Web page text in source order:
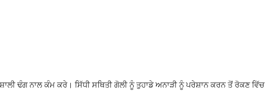
ਢੰਗ ਨਾਲ ਕੰਮ ਕਰੇ। ਸਿੱਧੀ ਸਥਿਤੀ ਗੋਲੀ ਨੂੰ ਤੁਹਾਡੇ ਅਨਾੜੀ ਨੂੰ ਪਰੇਸ਼ਾਨ ਕਰਨ ਤੋਂ ਰੋਕਣ ਵਿੱਚ